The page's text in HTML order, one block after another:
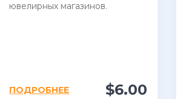
ювелирных магазинов.
$6.00
ПОДРОБНЕЕ